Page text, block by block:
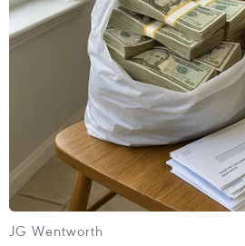
là đến những nơi ít được
chọn một địa điểm ít phổ
tiền tệ dễ chịu sẽ giúp du
lịch xa xỉ có ngân sách tiết
được tất cả đặc quyền mong
JG Wentworth